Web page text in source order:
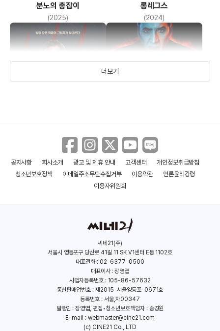
분노의 총잡이
(2025)
롱레그스
(2024)
아카디안 렌필드
더보기
공지사항 회사소개 광고 및 제휴 안내 고객센터
개인정보취급방침
청소년보호정책
이메일주소무단수집거부 이용약관
언론윤리강령
이용자위원회
씨네21(주)
서울시 영등포구 당산로 41길 11 SK V1센터 E동 1102호
대표전화 : 02-6377-0500
대표이사 : 장영엽
사업자등록번호 : 105-86-57632
통신판매업번호 : 제2015-서울영등포-0671호
등록번호 : 서울,자00347
발행인 : 장영엽, 편집•청소년보호책임자 : 송경원
E-mail : webmaster@cine21.com
(c) CINE21 Co., LTD